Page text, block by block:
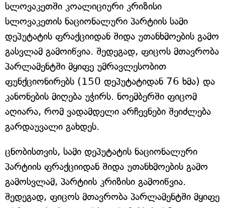
სლოვაკეთში კოალიციური კრიზისი
სლოვაკეთის ნაციონალური პარტიის სამი
დეპუტატის ფრაქციიდან შიდა უთანხმოების გამო
გასვლამ გამოიწვია. შედეგად, ფიცოს მთავრობა
პარლამენტში მყიფე უმრავლესობით
ფუნქციონირებს (150 დეპუტატიდან 76 ხმა) და
კანონების მიღება უჭირს. ნოემბერში ფიცომ
აღიარა, რომ ვადამდელი არჩევნები შეიძლება
გარდაუვალი გახდეს.
ცნობისთვის, სამი დეპუტატის ნაციონალური
პარტიის ფრაქციიდან შიდა უთანხმოების გამო
გამოსვლამ, პარტიის კრიზისი გამოიწვია.
შედეგად, ფიცოს მთავრობა პარლამენტში მყიფე